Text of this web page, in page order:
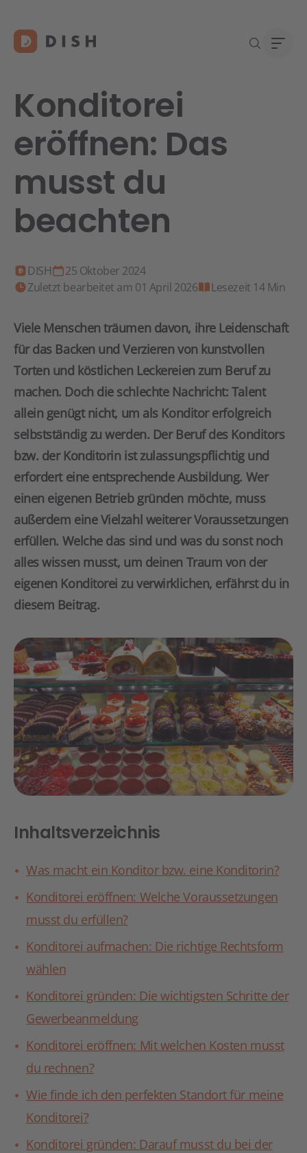
Konditorei
eröffnen: Das
musst du
beachten
DISH
25 Oktober 2024
Zuletzt bearbeitet am 01 April 2026
Lesezeit 14 Min
Viele Menschen träumen davon, ihre Leidenschaft
für das Backen und Verzieren von kunstvollen
Torten und köstlichen Leckereien zum Beruf zu
machen. Doch die schlechte Nachricht: Talent
allein genügt nicht, um als Konditor erfolgreich
selbstständig zu werden. Der Beruf des Konditors
bzw. der Konditorin ist zulassungspflichtig und
erfordert eine entsprechende Ausbildung. Wer
einen eigenen Betrieb gründen möchte, muss
außerdem eine Vielzahl weiterer Voraussetzungen
erfüllen. Welche das sind und was du sonst noch
alles wissen musst, um deinen Traum von der
eigenen Konditorei zu verwirklichen, erfährst du in
diesem Beitrag.
Inhaltsverzeichnis
Was macht ein Konditor bzw. eine Konditorin?
Konditorei eröffnen: Welche Voraussetzungen
musst du erfüllen?
Konditorei aufmachen: Die richtige Rechtsform
wählen
Konditorei gründen: Die wichtigsten Schritte der
Gewerbeanmeldung
Konditorei eröffnen: Mit welchen Kosten musst
du rechnen?
Wie finde ich den perfekten Standort für meine
Konditorei?
Konditorei gründen: Darauf musst du bei der